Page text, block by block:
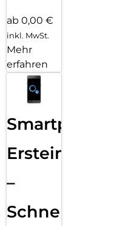
ab 0,00 €
inkl. MwSt.
Mehr
erfahren
Smartphone
Ersteinrichtung
–
Schnelle